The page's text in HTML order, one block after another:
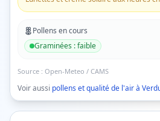
Pollens en cours
Graminées :faible
Source : Open-Meteo / CAMS
Voir aussi pollens et qualité de l'air à